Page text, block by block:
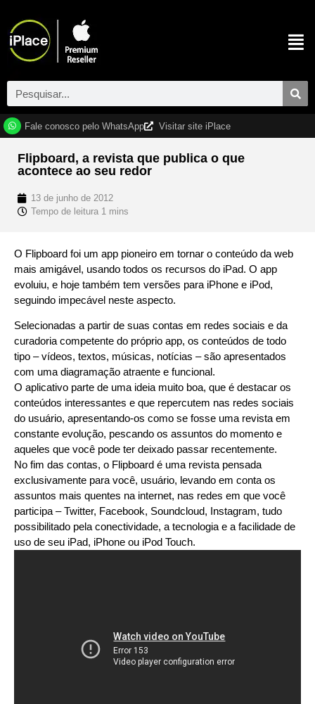
Fale conosco pelo WhatsApp Visitar site iPlace
Flipboard, a revista que publica o que
acontece ao seu redor
13 de junho de 2012
O Flipboard foi um app pioneiro em tornar o conteúdo da web
mais amigável, usando todos os recursos do iPad. O app
evoluiu, e hoje também tem versões para iPhone e iPod,
seguindo impecável neste aspecto.
Selecionadas a partir de suas contas em redes sociais e da
curadoria competente do próprio app, os conteúdos de todo
tipo – vídeos, textos, músicas, notícias – são apresentados
com uma diagramação atraente e funcional.
O aplicativo parte de uma ideia muito boa, que é destacar os
conteúdos interessantes e que repercutem nas redes sociais
do usuário, apresentando-os como se fosse uma revista em
constante evolução, pescando os assuntos do momento e
aqueles que você pode ter deixado passar recentemente.
No fim das contas, o Flipboard é uma revista pensada
exclusivamente para você, usuário, levando em conta os
assuntos mais quentes na internet, nas redes em que você
participa – Twitter, Facebook, Soundcloud, Instagram, tudo
possibilitado pela conectividade, a tecnologia e a facilidade de
uso de seu iPad, iPhone ou iPod Touch.